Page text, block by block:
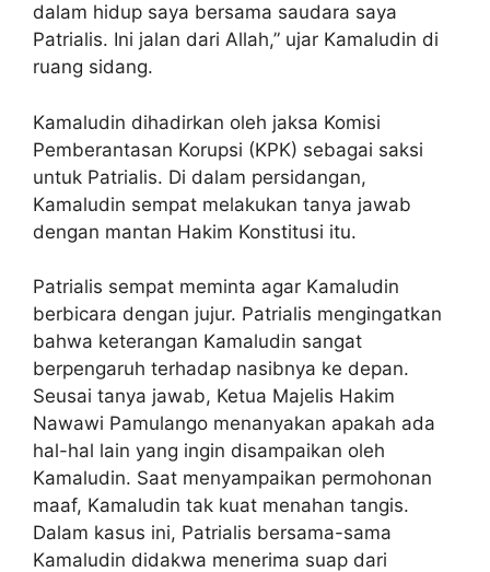
dalam hidup saya bersama saudara saya
Patrialis. Ini jalan dari Allah,” ujar Kamaludin di
ruang sidang.
Kamaludin dihadirkan oleh jaksa Komisi
Pemberantasan Korupsi (KPK) sebagai saksi
untuk Patrialis. Di dalam persidangan,
Kamaludin sempat melakukan tanya jawab
dengan mantan Hakim Konstitusi itu.
Patrialis sempat meminta agar Kamaludin
berbicara dengan jujur. Patrialis mengingatkan
bahwa keterangan Kamaludin sangat
berpengaruh terhadap nasibnya ke depan.
Seusai tanya jawab, Ketua Majelis Hakim
Nawawi Pamulango menanyakan apakah ada
hal-hal lain yang ingin disampaikan oleh
Kamaludin. Saat menyampaikan permohonan
maaf, Kamaludin tak kuat menahan tangis.
Dalam kasus ini, Patrialis bersama-sama
Kamaludin didakwa menerima suap dari